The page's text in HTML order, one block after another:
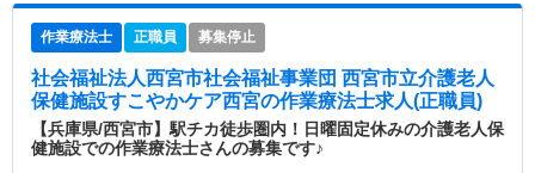
作業療法士 正職員 募集停止
社会福祉法人西宮市社会福祉事業団 西宮市立介護老人
保健施設すこやかケア西宮の作業療法士求人(正職員)
【兵庫県/西宮市】駅チカ徒歩圏内！日曜固定休みの介護老人保
健施設での作業療法士さんの募集です♪